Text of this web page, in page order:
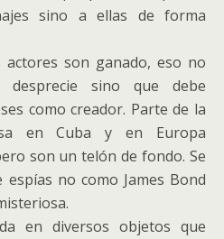
sino a ellas de forma
actores son ganado, eso no
sino que debe
como creador. Parte de la
en Cuba y en Europa
son un telón de fondo. Se
no como James Bond
en diversos objetos que